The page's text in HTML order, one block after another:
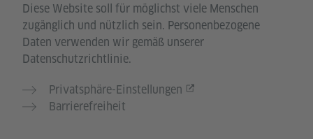
Diese Website soll für möglichst viele Menschen
zugänglich und nützlich sein. Personenbezogene
Daten verwenden wir gemäß unserer
Datenschutzrichtlinie.
Privatsphäre-Einstellungen
Barrierefreiheit